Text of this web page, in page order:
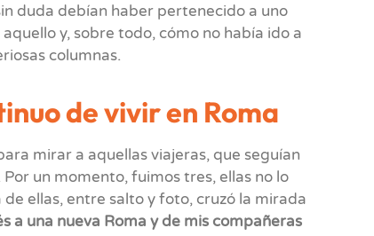
duda debían haber pertenecido a uno
y, sobre todo, cómo no había ido a
columnas.
de vivir en Roma
mirar a aquellas viajeras, que seguían
un momento, fuimos tres, ellas no lo
ellas, entre salto y foto, cruzó la mirada
a una nueva Roma y de mis compañeras